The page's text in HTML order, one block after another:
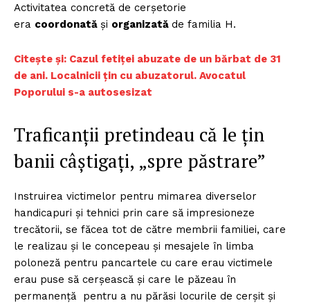
Activitatea concretă de cerșetorie
era coordonată și organizată de familia H.
Citește și: Cazul fetiței abuzate de un bărbat de 31
de ani. Localnicii țin cu abuzatorul. Avocatul
Poporului s-a autosesizat
Traficanții pretindeau că le țin
banii câștigați, „spre păstrare”
Instruirea victimelor pentru mimarea diverselor
handicapuri și tehnici prin care să impresioneze
trecătorii, se făcea tot de către membrii familiei, care
le realizau și le concepeau și mesajele în limba
poloneză pentru pancartele cu care erau victimele
erau puse să cerșească și care le păzeau în
permanență pentru a nu părăsi locurile de cerșit și